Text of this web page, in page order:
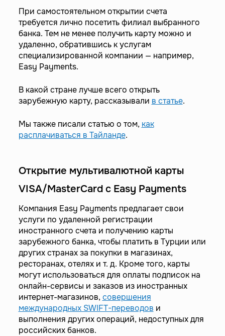
При самостоятельном открытии счета
требуется лично посетить филиал выбранного
банка. Тем не менее получить карту можно и
удаленно, обратившись к услугам
специализированной компании — например,
Easy Payments.
В какой стране лучше всего открыть
зарубежную карту, рассказывали в статье.
Мы также писали статью о том, как
расплачиваться в Тайланде.
Открытие мультивалютной карты
VISA/MasterCard с Easy Payments
Компания Easy Payments предлагает свои
услуги по удаленной регистрации
иностранного счета и получению карты
зарубежного банка, чтобы платить в Турции или
других странах за покупки в магазинах,
ресторанах, отелях и т. д. Кроме того, карты
могут использоваться для оплаты подписок на
онлайн-сервисы и заказов из иностранных
интернет-магазинов, совершения
международных SWIFT-переводов и
выполнения других операций, недоступных для
российских банков.